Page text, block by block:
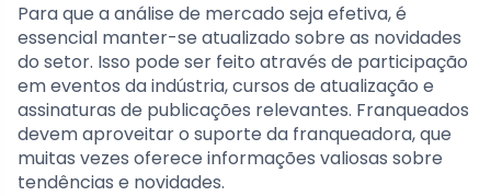
Para que a análise de mercado seja efetiva, é
essencial manter-se atualizado sobre as novidades
do setor. Isso pode ser feito através de participação
em eventos da indústria, cursos de atualização e
assinaturas de publicações relevantes. Franqueados
devem aproveitar o suporte da franqueadora, que
muitas vezes oferece informações valiosas sobre
tendências e novidades.